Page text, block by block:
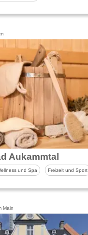
Aukammtal
und Spa Freizeit und Sport
Main